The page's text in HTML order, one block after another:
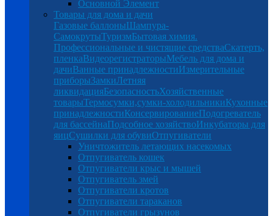
Основной Элемент
Товары для дома и дачи
Газовые баллоныШампура-
СамокрутыТуризмБытовая химия.
Профессиональные и чистящие средстваСкатерть,
пленкаВидеорегистраторыМебель для дома и
дачиВанные принадлежностиИзмерительные
приборыЗамкиЛетняя
ликвидацияБезопасностьХозяйственные
товарыТермосумки,сумки-холодильникиКухонные
принадлежностиКонсервированиеПодогреватель
для бассейнаПодсобное хозяйствоИнкубаторы для
яицСушилки для обувиОтпугиватели
Уничтожитель летающих насекомых
Отпугиватель кошек
Отпугиватели крыс и мышей
Отпугиватель змей
Отпугиватели кротов
Отпугиватели тараканов
Отпугиватели грызунов